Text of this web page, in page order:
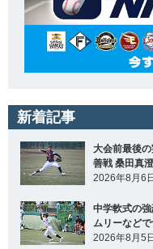
新着記事
大会前最後
善戦 桑田真
2026年8月6日
中学軟式の
ムリーなどで
2026年8月5日